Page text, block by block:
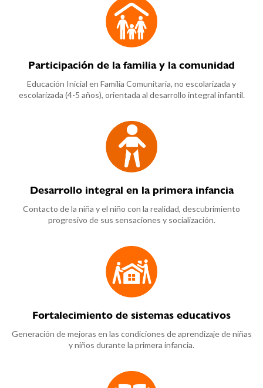
Participación de la familia y la comunidad
Educación Inicial en Familia Comunitaria, no escolarizada y
escolarizada (4-5 años), orientada al desarrollo integral infantil.
Desarrollo integral en la primera infancia
Contacto de la niña y el niño con la realidad, descubrimiento
progresivo de sus sensaciones y socialización.
Fortalecimiento de sistemas educativos
Generación de mejoras en las condiciones de aprendizaje de niñas
y niños durante la primera infancia.